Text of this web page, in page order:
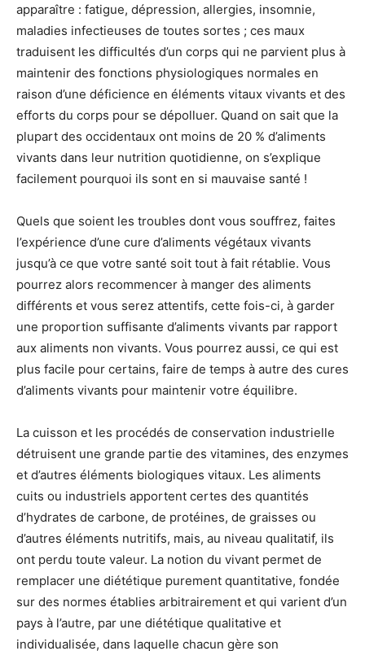
apparaître : fatigue, dépression, allergies, insomnie,
maladies infectieuses de toutes sortes ; ces maux
traduisent les difficultés d’un corps qui ne parvient plus à
maintenir des fonctions physiologiques normales en
raison d’une déficience en éléments vitaux vivants et des
efforts du corps pour se dépolluer. Quand on sait que la
plupart des occidentaux ont moins de 20 % d’aliments
vivants dans leur nutrition quotidienne, on s’explique
facilement pourquoi ils sont en si mauvaise santé !
Quels que soient les troubles dont vous souffrez, faites
l’expérience d’une cure d’aliments végétaux vivants
jusqu’à ce que votre santé soit tout à fait rétablie. Vous
pourrez alors recommencer à manger des aliments
différents et vous serez attentifs, cette fois-ci, à garder
une proportion suffisante d’aliments vivants par rapport
aux aliments non vivants. Vous pourrez aussi, ce qui est
plus facile pour certains, faire de temps à autre des cures
d’aliments vivants pour maintenir votre équilibre.
La cuisson et les procédés de conservation industrielle
détruisent une grande partie des vitamines, des enzymes
et d’autres éléments biologiques vitaux. Les aliments
cuits ou industriels apportent certes des quantités
d’hydrates de carbone, de protéines, de graisses ou
d’autres éléments nutritifs, mais, au niveau qualitatif, ils
ont perdu toute valeur. La notion du vivant permet de
remplacer une diététique purement quantitative, fondée
sur des normes établies arbitrairement et qui varient d’un
pays à l’autre, par une diététique qualitative et
individualisée, dans laquelle chacun gère son